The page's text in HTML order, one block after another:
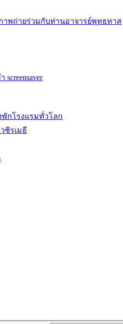
าพถ่ายร่วมกับท่านอาจารย์พุทธทาส
พักโรงแรมทั่วโลก
ชิรเมธี